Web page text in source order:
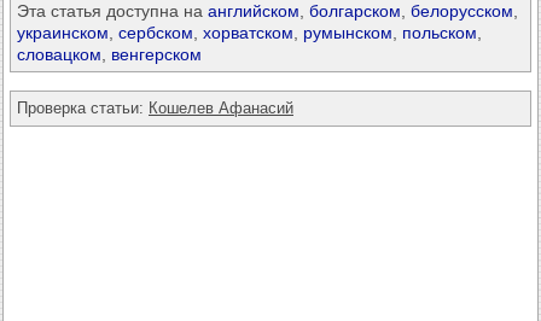
Эта статья доступна на английском болгарском белорусском
украинском сербском хорватском румынском польском
словацком
венгерском
Проверка статьи: Кошелев Афанасий